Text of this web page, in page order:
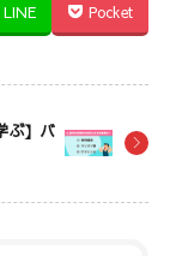
LINE Pocket
ぶ】バ